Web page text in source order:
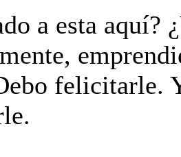
a esta aquí?
felicitarle.